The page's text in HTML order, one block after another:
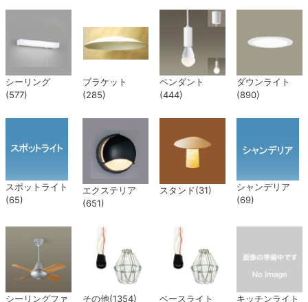
能性を両立した照明が求められます。
シーリング
(577)
ブラケット
(285)
ペンダント
(444)
ダウンライト
(890)
スポットライト
(65)
エクステリア
(651)
スタンド(31)
シャンデリア
(69)
シーリングファ
その他(1354)
ベースライト
キッチンライト